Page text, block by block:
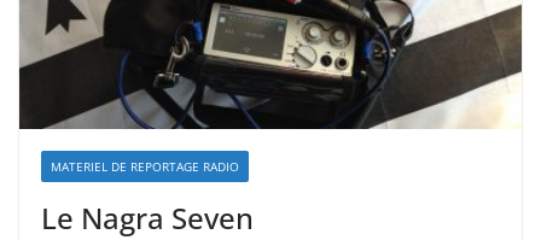
MATERIEL DE REPORTAGE RADIO
Le Nagra Seven